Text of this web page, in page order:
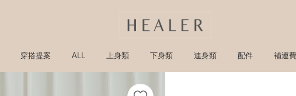
穿搭提案 ALL 上身類 下身類 連身類 配件 補運費